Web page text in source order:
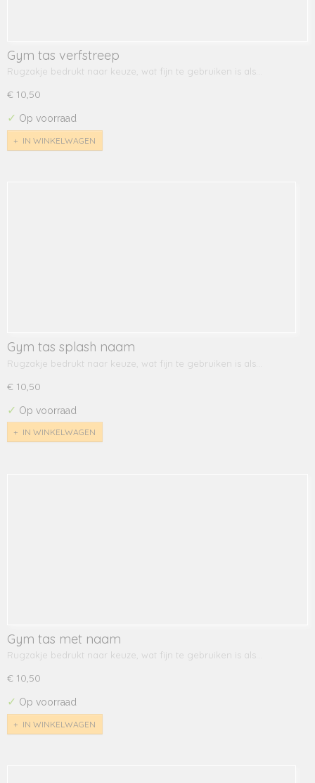
Gym tas verfstreep
Rugzakje bedrukt naar keuze, wat fijn te gebruiken is als…
€ 10,50
✓ Op voorraad
IN WINKELWAGEN
Gym tas splash naam
Rugzakje bedrukt naar keuze, wat fijn te gebruiken is als…
€ 10,50
✓ Op voorraad
IN WINKELWAGEN
Gym tas met naam
Rugzakje bedrukt naar keuze, wat fijn te gebruiken is als…
€ 10,50
✓ Op voorraad
IN WINKELWAGEN